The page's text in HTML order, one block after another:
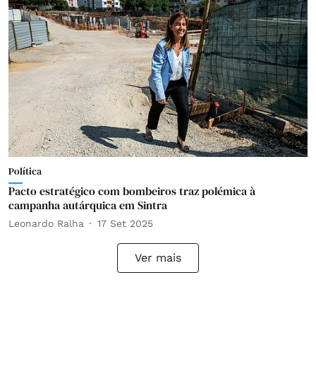
Política
Pacto estratégico com bombeiros traz polémica à
campanha autárquica em Sintra
Leonardo Ralha 17 Set 2025
Ver mais